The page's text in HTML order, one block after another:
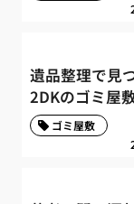
遺品整理で見
2DKのゴミ屋
ゴミ屋敷